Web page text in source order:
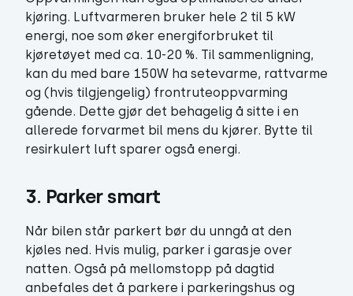
kjøring. Luftvarmeren bruker hele 2 til 5 kW
energi, noe som øker energiforbruket til
kjøretøyet med ca. 10-20 %. Til sammenligning,
kan du med bare 150W ha setevarme, rattvarme
og (hvis tilgjengelig) frontruteoppvarming
gående. Dette gjør det behagelig å sitte i en
allerede forvarmet bil mens du kjører. Bytte til
resirkulert luft sparer også energi.
3. Parker smart
Når bilen står parkert bør du unngå at den
kjøles ned. Hvis mulig, parker i garasje over
natten. Også på mellomstopp på dagtid
anbefales det å parkere i parkeringshus og